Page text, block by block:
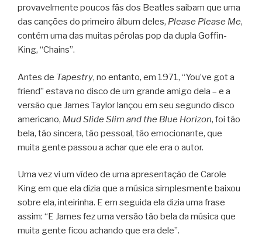
provavelmente poucos fãs dos Beatles saibam que uma
das canções do primeiro álbum deles, Please Please Me,
contém uma das muitas pérolas pop da dupla Goffin-
King, “Chains”.
Antes de Tapestry, no entanto, em 1971, “You’ve got a
friend” estava no disco de um grande amigo dela – e a
versão que James Taylor lançou em seu segundo disco
americano, Mud Slide Slim and the Blue Horizon, foi tão
bela, tão sincera, tão pessoal, tão emocionante, que
muita gente passou a achar que ele era o autor.
Uma vez vi um vídeo de uma apresentação de Carole
King em que ela dizia que a música simplesmente baixou
sobre ela, inteirinha. E em seguida ela dizia uma frase
assim: “E James fez uma versão tão bela da música que
muita gente ficou achando que era dele”.